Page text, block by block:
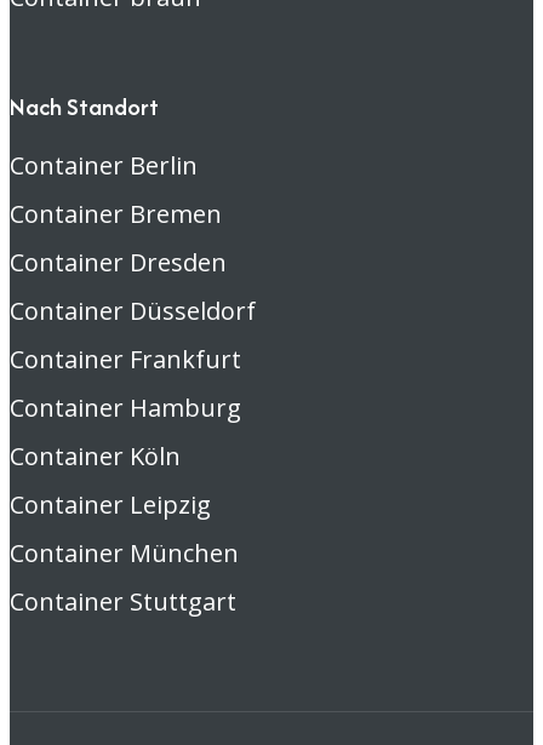
Nach Standort
Container Berlin
Container Bremen
Container Dresden
Container Düsseldorf
Container Frankfurt
Container Hamburg
Container Köln
Container Leipzig
Container München
Container Stuttgart